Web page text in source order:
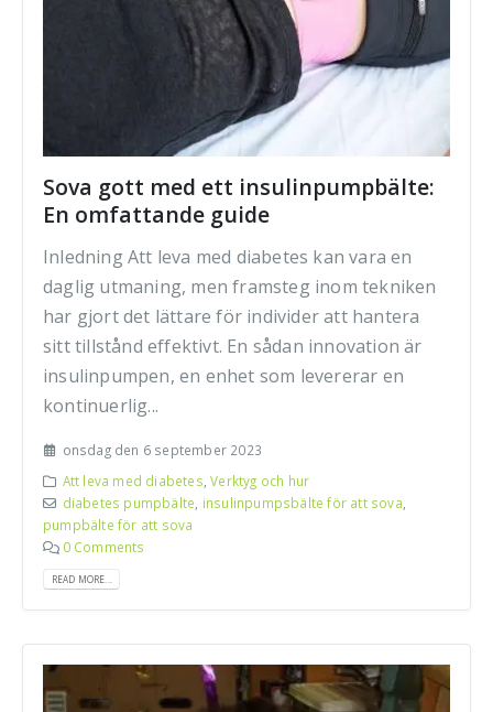
Sova gott med ett insulinpumpbälte:
En omfattande guide
Inledning Att leva med diabetes kan vara en
daglig utmaning, men framsteg inom tekniken
har gjort det lättare för individer att hantera
sitt tillstånd effektivt. En sådan innovation är
insulinpumpen, en enhet som levererar en
kontinuerlig...
onsdag den 6 september 2023
Att leva med diabetes ,Verktyg och hur
diabetes pumpbälte insulinpumpsbälte för att sova
pumpbälte för att sova
0 Comments
READ MORE...